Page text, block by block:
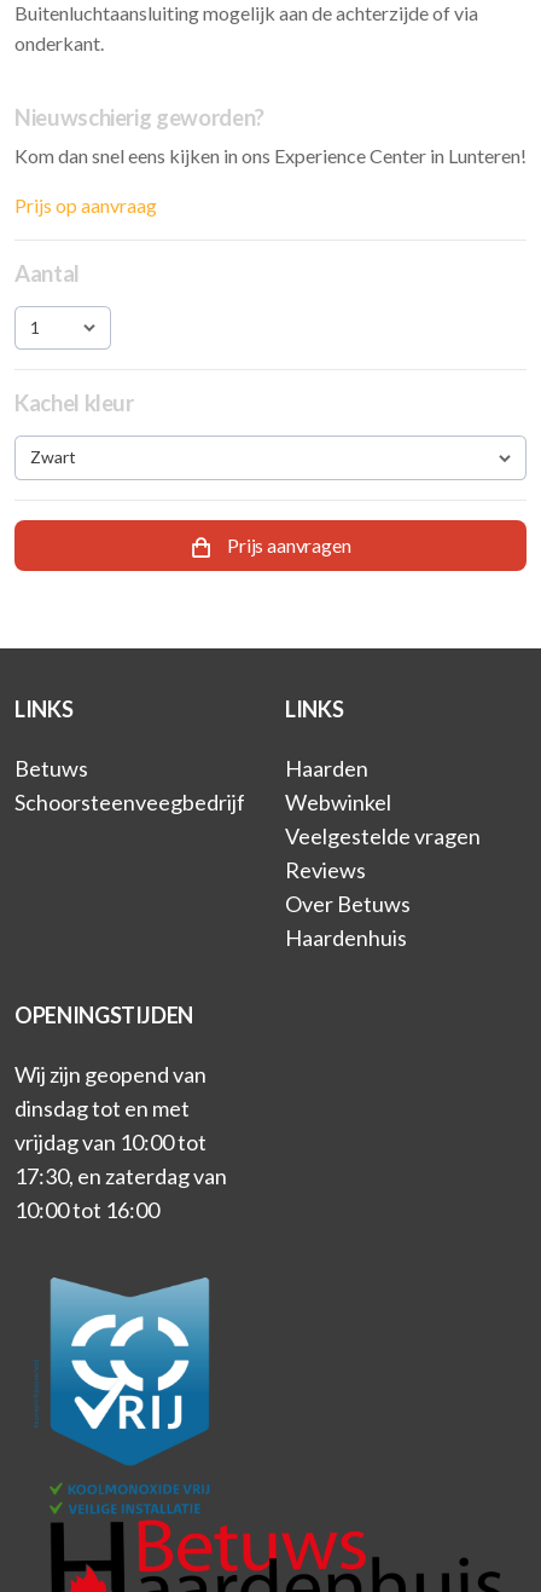
Buitenluchtaansluiting mogelijk aan de achterzijde of via
onderkant.
Nieuwschierig geworden?
Kom dan snel eens kijken in ons Experience Center in Lunteren!
Prijs op aanvraag
Aantal
1
Kachel kleur
Zwart
Prijs aanvragen
LINKS
Betuws
Schoorsteenveegbedrijf
LINKS
Haarden
Webwinkel
Veelgestelde vragen
Reviews
Over Betuws
Haardenhuis
OPENINGSTIJDEN
Wij zijn geopend van
dinsdag tot en met
vrijdag van 10:00 tot
17:30, en zaterdag van
10:00 tot 16:00